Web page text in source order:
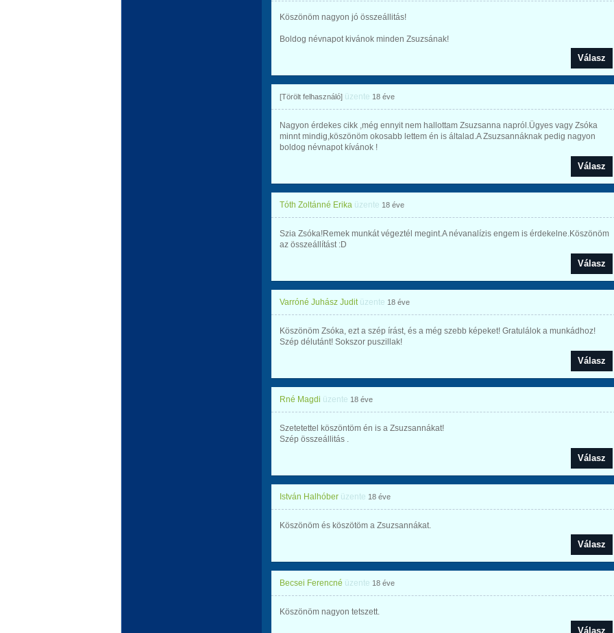
Köszönöm nagyon jó összeállitás!
Boldog névnapot kivánok minden Zsuzsának!
Válasz
[Törölt felhasználó] üzente 18 éve
Nagyon érdekes cikk ,még ennyit nem hallottam Zsuzsanna napról.Ügyes vagy Zsóka
minnt mindig,köszönöm okosabb lettem én is általad.A Zsuzsannáknak pedig nagyon
boldog névnapot kívánok !
Válasz
Tóth Zoltánné Erika üzente 18 éve
Szia Zsóka!Remek munkát végeztél megint.A névanalízis engem is érdekelne.Köszönöm
az összeállítást :D
Válasz
Varróné Juhász Juditüzente 18 éve
Köszönöm Zsóka, ezt a szép írást, és a még szebb képeket! Gratulálok a munkádhoz!
Szép délutánt! Sokszor puszillak!
Válasz
Rné Magdi üzente 18 éve
Szetetettel köszöntöm én is a Zsuzsannákat!
Szép összeállitás .
Válasz
István Halhóber üzente 18 éve
Köszönöm és köszötöm a Zsuzsannákat.
Válasz
Becsei Ferencné üzente 18 éve
Köszönöm nagyon tetszett.
Válasz